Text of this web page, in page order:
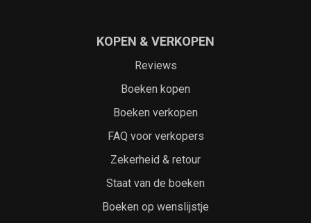
KOPEN & VERKOPEN
Reviews
Boeken kopen
Boeken verkopen
FAQ voor verkopers
Zekerheid & retour
Staat van de boeken
Boeken op wenslijstje